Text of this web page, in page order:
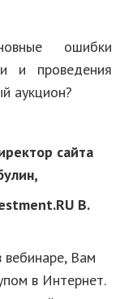
ошибки
и проведения
аукцион?
сайта
В.
вебинаре, Вам
в Интернет.